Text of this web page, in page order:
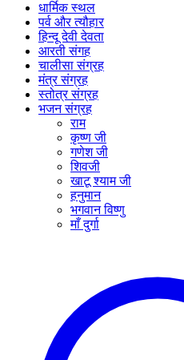
धार्मिक स्थल
पर्व और त्यौहार
हिन्दू देवी देवता
आरती संगह
चालीसा संग्रह
मंत्र संग्रह
स्तोत्र संग्रह
भजन संग्रह
राम
कृष्ण जी
गणेश जी
शिवजी
खाटू श्याम जी
हनुमान
भगवान विष्णु
माँ दुर्गा